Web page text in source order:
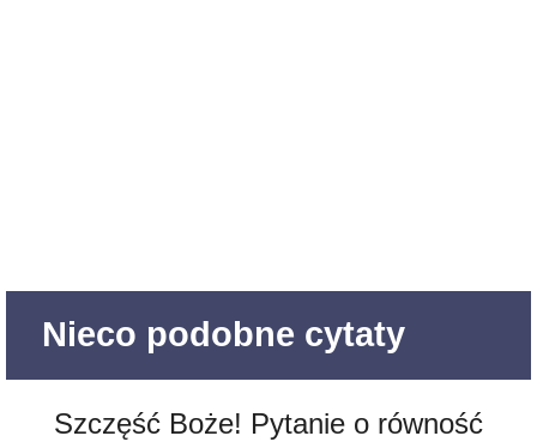
Nieco podobne cytaty
Szczęść Boże! Pytanie o równość